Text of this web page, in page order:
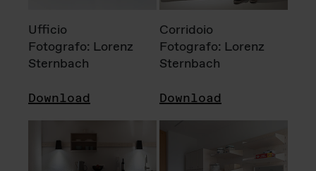
Ufficio
Fotografo: Lorenz
Sternbach
Download
Corridoio
Fotografo: Lorenz
Sternbach
Download